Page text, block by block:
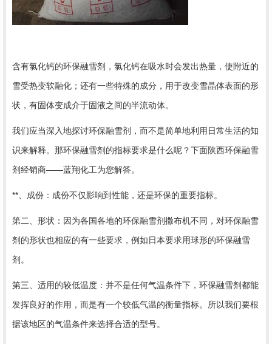
含有氯化钙的环保融雪剂，氯化钙在吸水时会发出热量，使附近的
雪受热变软融化；还有一些特殊的成分，用于改变雪晶体表面的形
状，有固体变成介于固液之间的半流动体。
我们应当深入地探讨环保融雪剂，而不是简单地利用日常生活的知
识来解释。那环保融雪剂的指标要求是什么呢？下面陕西环保融雪
剂经销商——蓝翔化工为您解答。
**、成份：成份不仅影响到性能，还是环保的重要指标。
第二、形状：因为各国各地的环保融雪剂撒布机不同，对环保融雪
剂的形状也相应的有一些要求，例如日本要求用球形的环保融雪
剂。
第三、适用的较低温度：并不是任何气温条件下，环保融雪剂都能
发挥良好的作用，而是有一个较低气温的衡量指标。所以我们要根
据该地区的气温条件来选择合适的型号。